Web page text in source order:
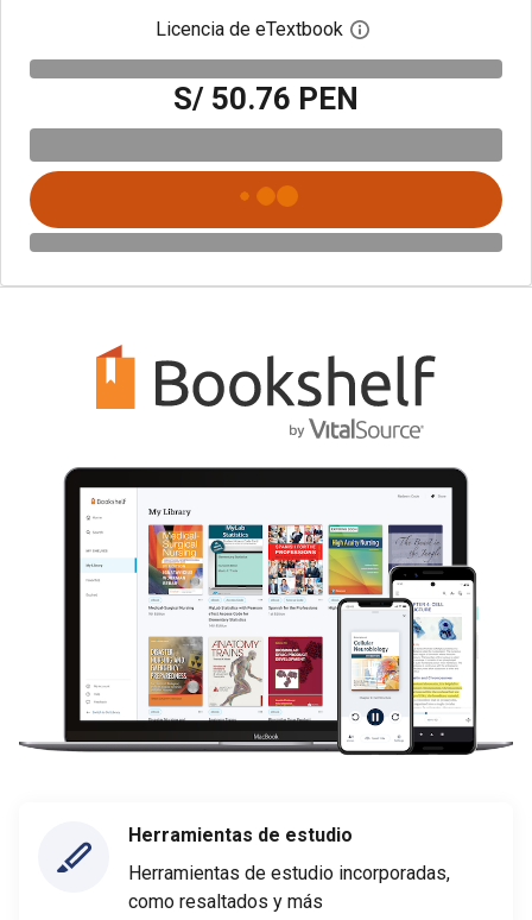
Licencia de eTextbook Abre el cuadro de
S/ 50.76 PEN
Herramientas de estudio
Herramientas de estudio incorporadas,
como resaltados y más